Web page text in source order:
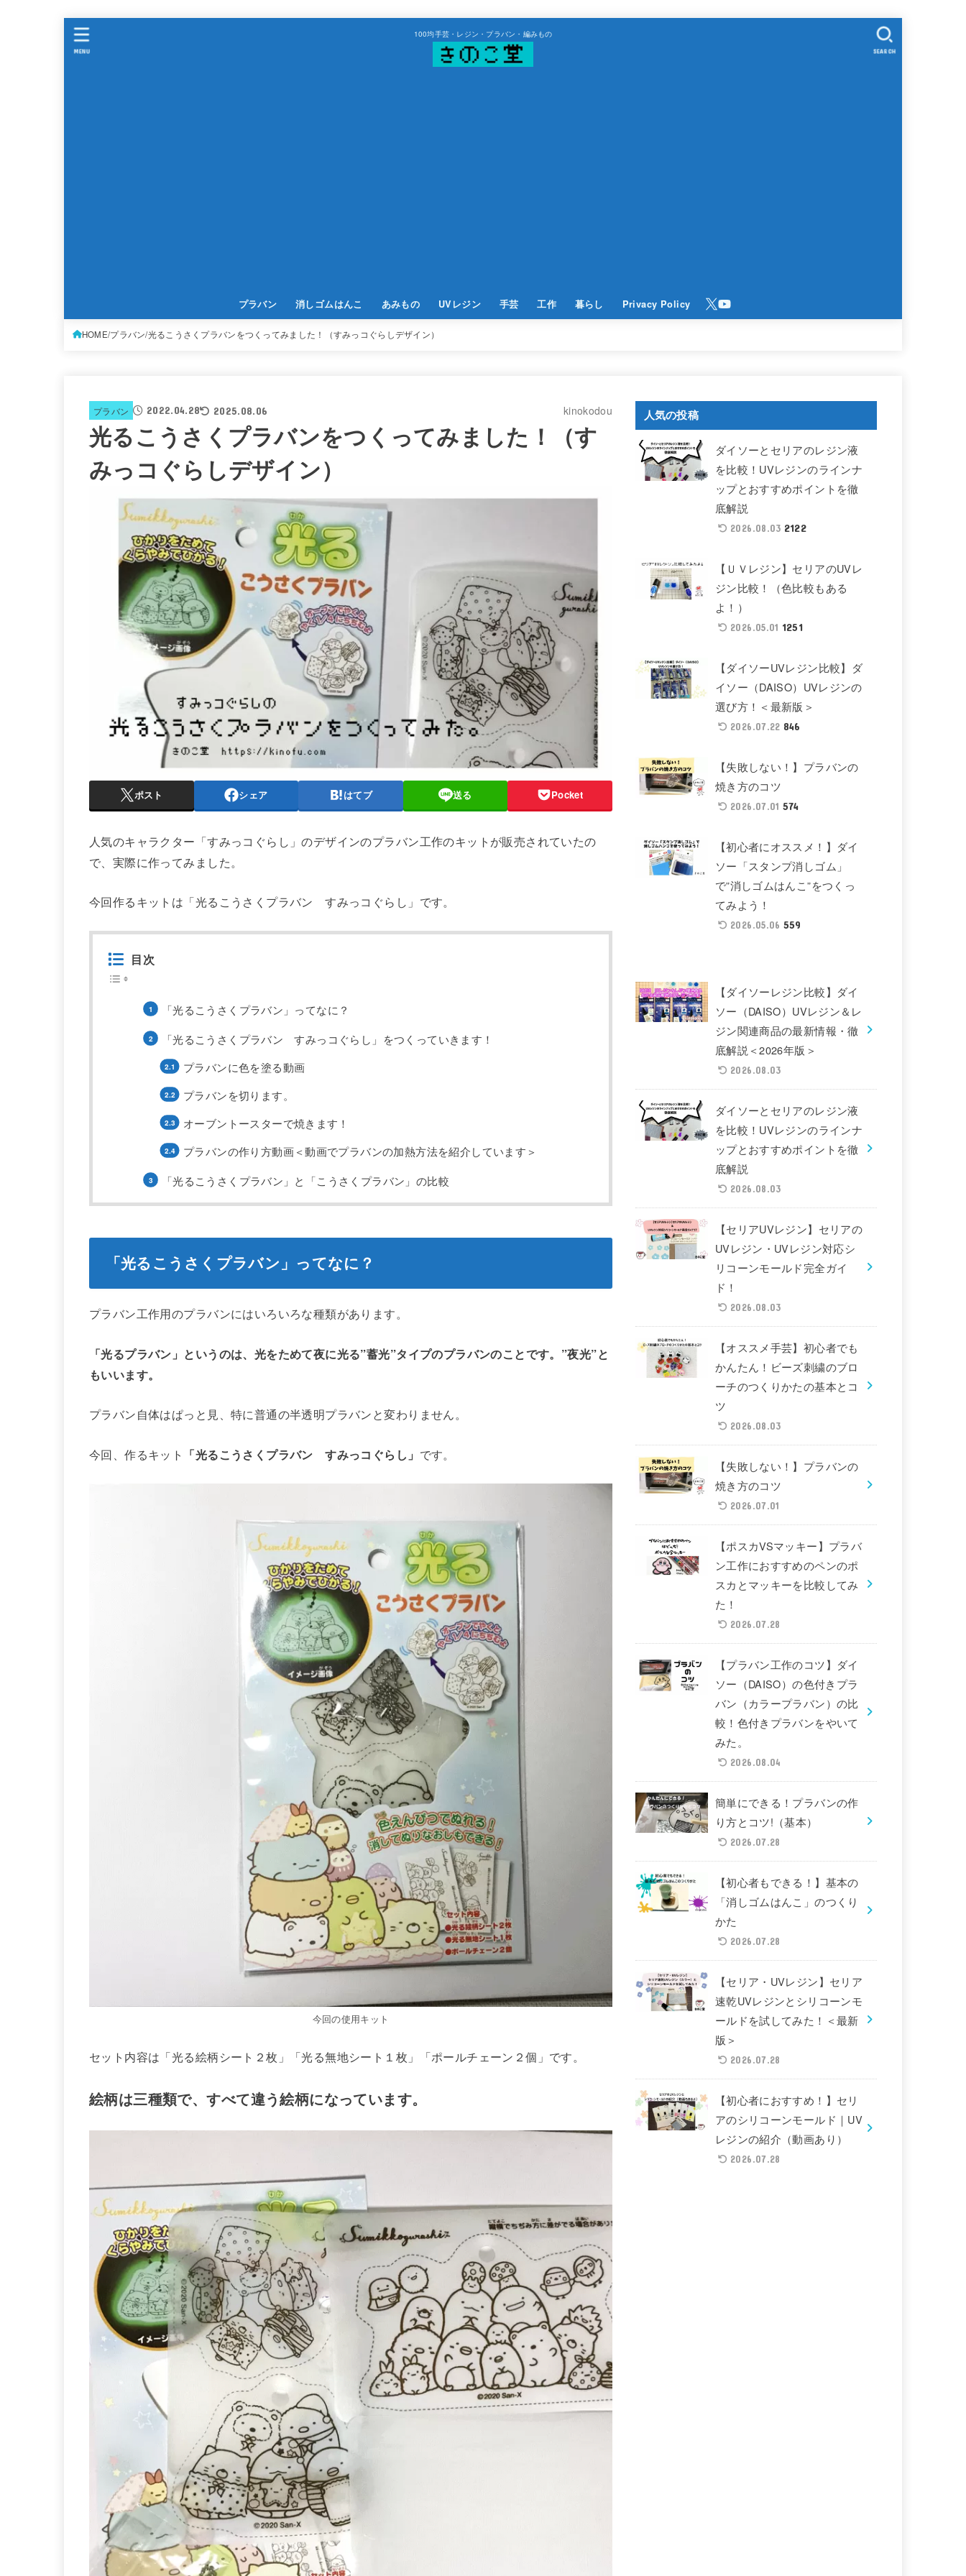
100均手芸・レジン・プラバン・編みもの
プラバン 消しゴムはんこ あみもの UVレジン 手芸 工作 暮らし Privacy Policy
SEARCH
MENU
HOME プラバン 光るこうさくプラバンをつくってみました！（すみっコぐらしデザイン）
プラバン 2022.04.28 2025.08.06 kinokodou
光るこうさくプラバンをつくってみました！（す
みっコぐらしデザイン）
ポスト シェア はてブ 送る Pocket
人気のキャラクター「すみっコぐらし」のデザインのプラバン工作のキットが販売されていたの
で、実際に作ってみました。
今回作るキットは「光るこうさくプラバン すみっコぐらし」です。
目次
「光るこうさくプラバン」ってなに？
「光るこうさくプラバン すみっコぐらし」をつくっていきます！
プラバンに色を塗る動画
プラバンを切ります。
オーブントースターで焼きます！
プラバンの作り方動画＜動画でプラバンの加熱方法を紹介しています＞
「光るこうさくプラバン」と「こうさくプラバン」の比較
「光るこうさくプラバン」ってなに？
プラバン工作用のプラバンにはいろいろな種類があります。
「光るプラバン」というのは、光をためて夜に光る”蓄光”タイプのプラバンのことです。”夜光”と
もいいます。
プラバン自体はぱっと見、特に普通の半透明プラバンと変わりません。
今回、作るキット 「光るこうさくプラバン すみっコぐらし」 です。
今回の使用キット
セット内容は「光る絵柄シート２枚」「光る無地シート１枚」「ポールチェーン２個」です。
絵柄は三種類で、すべて違う絵柄になっています。
人気の投稿
ダイソーとセリアのレジン液
を比較！UVレジンのラインナ
ップとおすすめポイントを徹
底解説
2026.08.03 2122
【ＵＶレジン】セリアのUVレ
ジン比較！（色比較もある
よ！）
2026.05.01 1251
【ダイソーUVレジン比較】ダ
イソー（DAISO）UVレジンの
選び方！＜最新版＞
2026.07.22 846
【失敗しない！】プラバンの
焼き方のコツ
2026.07.01 574
【初心者にオススメ！】ダイ
ソー「スタンプ消しゴム」
で”消しゴムはんこ”をつくっ
てみよう！
2026.05.06 559
【ダイソーレジン比較】ダイ
ソー（DAISO）UVレジン＆レ
ジン関連商品の最新情報・徹
底解説＜2026年版＞
2026.08.03
ダイソーとセリアのレジン液
を比較！UVレジンのラインナ
ップとおすすめポイントを徹
底解説
2026.08.03
【セリアUVレジン】セリアの
UVレジン・UVレジン対応シ
リコーンモールド完全ガイ
ド！
2026.08.03
【オススメ手芸】初心者でも
かんたん！ビーズ刺繍のブロ
ーチのつくりかたの基本とコ
ツ
2026.08.03
【失敗しない！】プラバンの
焼き方のコツ
2026.07.01
【ポスカVSマッキー】プラバ
ン工作におすすめのペンのポ
スカとマッキーを比較してみ
た！
2026.07.28
【プラバン工作のコツ】ダイ
ソー（DAISO）の色付きプラ
バン（カラープラバン）の比
較！色付きプラバンをやいて
みた。
2026.08.04
簡単にできる！プラバンの作
り方とコツ!（基本）
2026.07.28
【初心者もできる！】基本の
「消しゴムはんこ」のつくり
かた
2026.07.28
【セリア・UVレジン】セリア
速乾UVレジンとシリコーンモ
ールドを試してみた！＜最新
版＞
2026.07.28
【初心者におすすめ！】セリ
アのシリコーンモールド｜UV
レジンの紹介（動画あり）
2026.07.28